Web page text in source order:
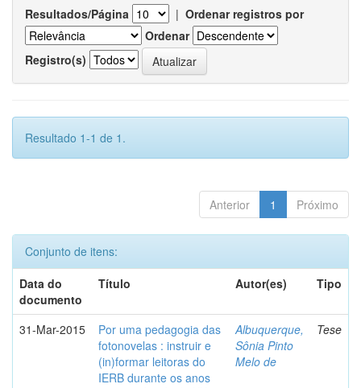
Resultados/Página | Ordenar registros por
Ordenar
Registro(s)
Resultado 1-1 de 1.
Anterior 1 Próximo
Conjunto de itens:
Data do
documento
Título Autor(es) Tipo
31-Mar-2015
Por uma pedagogia das
fotonovelas : instruir e
(in)formar leitoras do
IERB durante os anos
Albuquerque,
Sônia Pinto
Melo de
Tese